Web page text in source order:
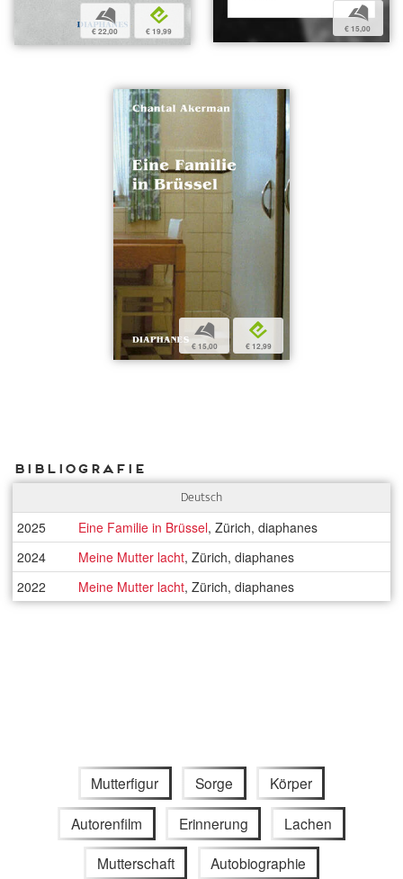
b
€ 22,00
e
€ 19,99
b
€ 15,00
b
€ 15,00
e
€ 12,99
Bibliografie
Deutsch
2025 Eine Familie in Brüssel, Zürich, diaphanes
2024
Meine Mutter lacht, Zürich, diaphanes
2022
Meine Mutter lacht, Zürich, diaphanes
Mutterfigur Sorge Körper
Autorenfilm Erinnerung Lachen
Mutterschaft Autobiographie